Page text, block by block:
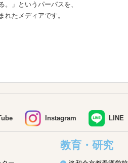
」というパーパスを、
たメディアです。
Instagram LINE
教育・研究